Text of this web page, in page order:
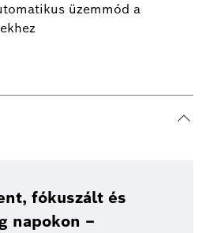
üzemmód a
fókuszált és
napokon –